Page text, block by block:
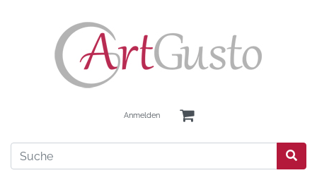
Anmelden